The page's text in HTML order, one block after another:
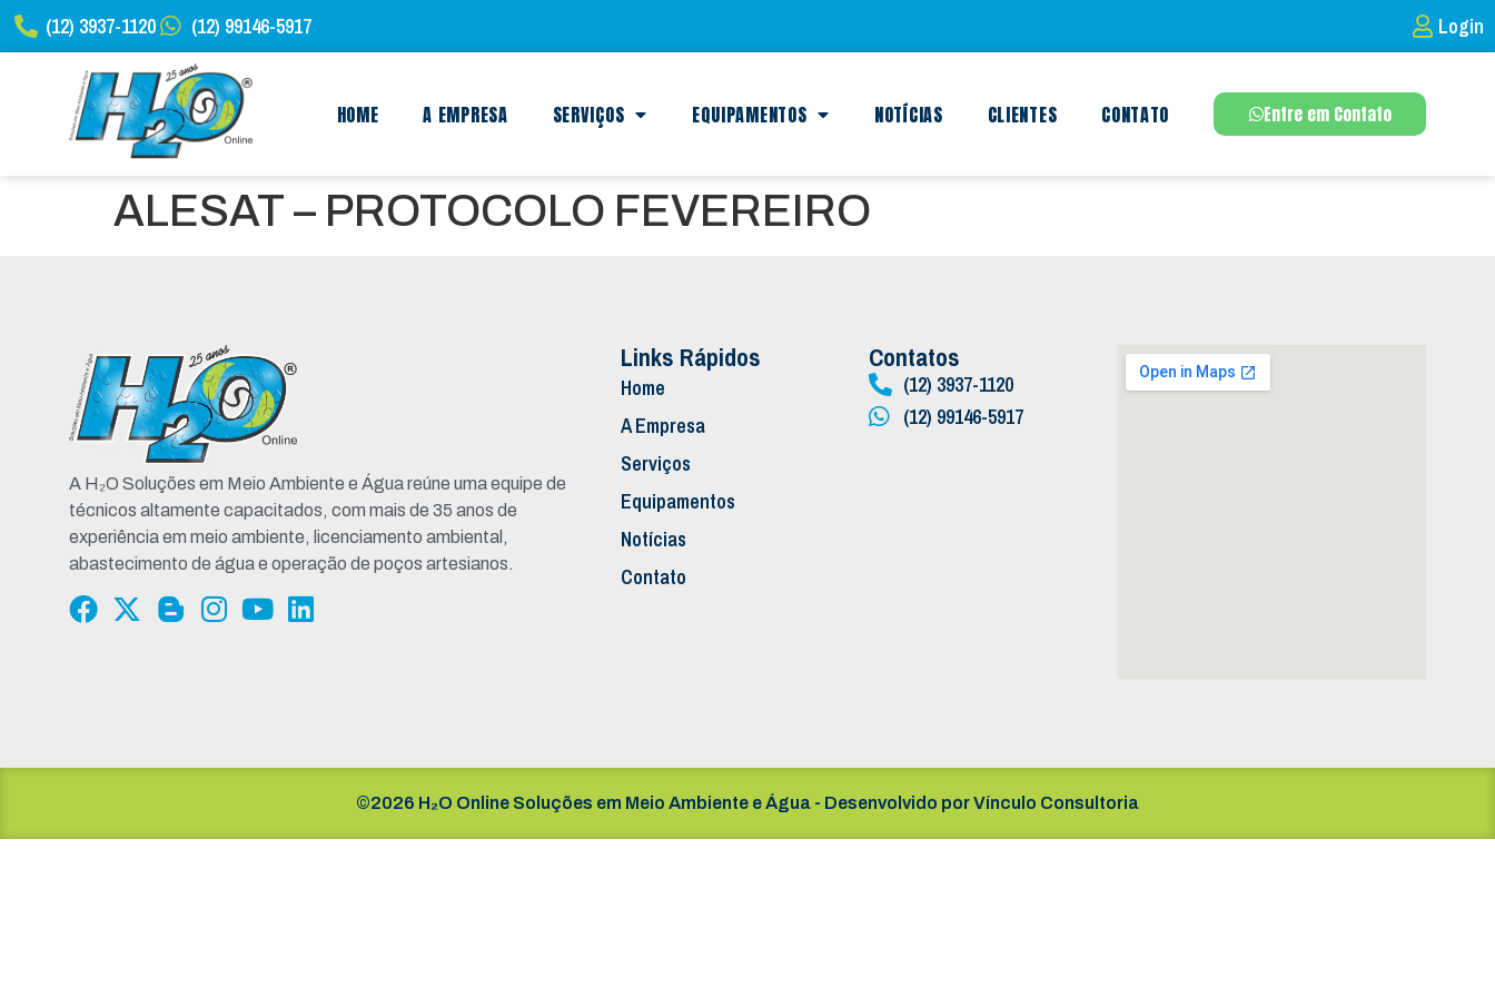
(12) 3937-1120 (12) 99146-5917 Login
HOME A EMPRESA SERVIÇOS EQUIPAMENTOS NOTÍCIAS CLIENTES CONTATO Entre em Contato
ALESAT – PROTOCOLO FEVEREIRO
A H₂O Soluções em Meio Ambiente e Água reúne uma equipe de
técnicos altamente capacitados, com mais de 35 anos de
experiência em meio ambiente, licenciamento ambiental,
abastecimento de água e operação de poços artesianos.
Links Rápidos
Home
A Empresa
Serviços
Equipamentos
Notícias
Contato
Contatos
(12) 3937-1120
(12) 99146-5917
©2026 H₂O Online Soluções em Meio Ambiente e Água - Desenvolvido porVínculo Consultoria